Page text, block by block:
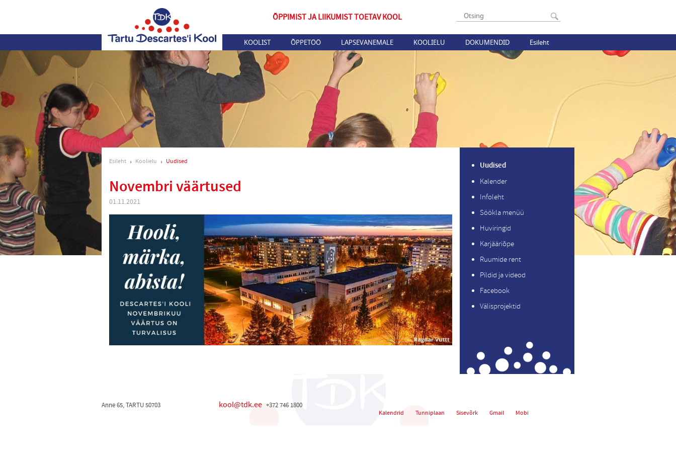
ÕPPIMIST JA LIIKUMIST TOETAV KOOL
KOOLIST ÕPPETÖÖ LAPSEVANEMALE KOOLIELU DOKUMENDID Esileht
Esileht Koolielu Uudised
Novembri väärtused
01.11.2021
Uudised
Kalender
Infoleht
Söökla menüü
Huviringid
Karjääriõpe
Ruumide rent
Pildid ja videod
Facebook
Välisprojektid
Kalendrid Tunniplaan Sisevõrk Gmail Mobi
Anne 65, TARTU 50703 kool@tdk.ee +372 746 1800